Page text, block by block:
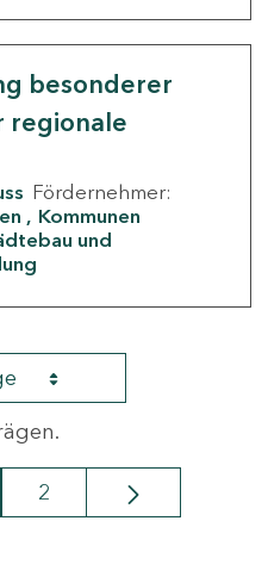
besonderer
regionale
Fördernehmer:
Kommunen
und
Seite
2